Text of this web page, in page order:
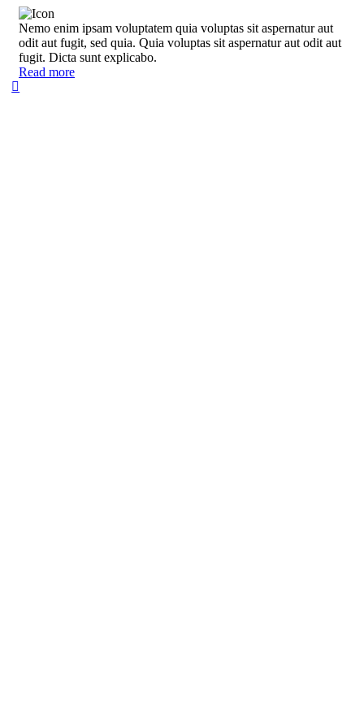
Nemo enim ipsam voluptatem quia voluptas sit aspernatur aut
odit aut fugit, sed quia. Quia voluptas sit aspernatur aut odit aut
fugit. Dicta sunt explicabo.
Read more